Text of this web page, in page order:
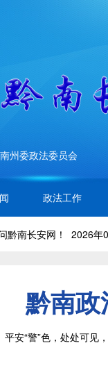
州委政法委员会
政法工作
黔南长安网！ 2026年
黔南政
平安“警”色，处处可见